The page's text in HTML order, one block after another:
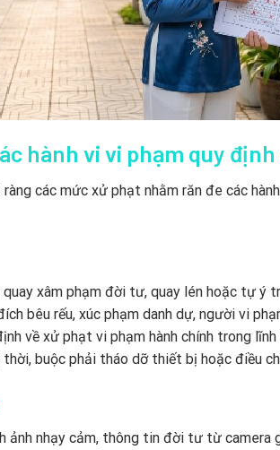
hành vi vi phạm quy
các mức xử phạt nhằm răn đe các
xâm phạm đời tư, quay lén hoặc tự ý
bêu rếu, xúc phạm danh dự, người vi
về xử phạt vi phạm hành chính trong
buộc phải tháo dỡ thiết bị hoặc điều
ảnh nhạy cảm, thông tin đời tư từ camera